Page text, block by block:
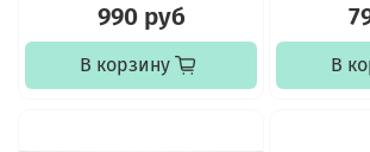
990 руб
В корзину В